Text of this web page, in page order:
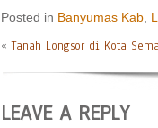
Posted in Banyumas Kab
«Tanah Longsor di Kota
LEAVE A REPLY